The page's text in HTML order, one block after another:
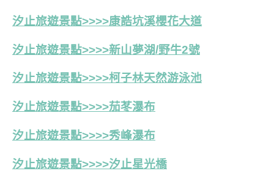
汐止旅遊景點>>>>康誥坑溪櫻花大道
汐止旅遊景點>>>>新山夢湖/野牛2號
汐止旅遊景點>>>>柯子林天然游泳池
汐止旅遊景點>>>>茄苳瀑布
汐止旅遊景點>>>>秀峰瀑布
汐止旅遊景點>>>>汐止星光橋